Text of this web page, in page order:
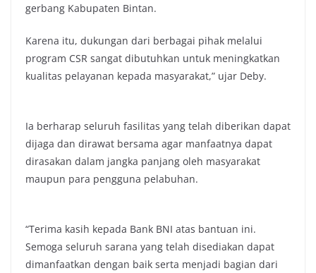
gerbang Kabupaten Bintan.
Karena itu, dukungan dari berbagai pihak melalui
program CSR sangat dibutuhkan untuk meningkatkan
kualitas pelayanan kepada masyarakat,” ujar Deby.
Ia berharap seluruh fasilitas yang telah diberikan dapat
dijaga dan dirawat bersama agar manfaatnya dapat
dirasakan dalam jangka panjang oleh masyarakat
maupun para pengguna pelabuhan.
“Terima kasih kepada Bank BNI atas bantuan ini.
Semoga seluruh sarana yang telah disediakan dapat
dimanfaatkan dengan baik serta menjadi bagian dari